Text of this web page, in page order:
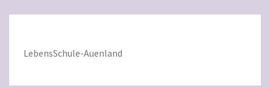
LebensSchule-Auenland